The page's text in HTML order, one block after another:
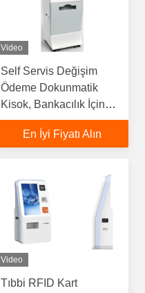
Video
Self Servis Değişim
Ödeme Dokunmatik
Kisok, Bankacılık İçin
Dış Perakende Satış
NoktasıEn İyi Fiyatı Alın
Video
Tıbbi RFID Kart